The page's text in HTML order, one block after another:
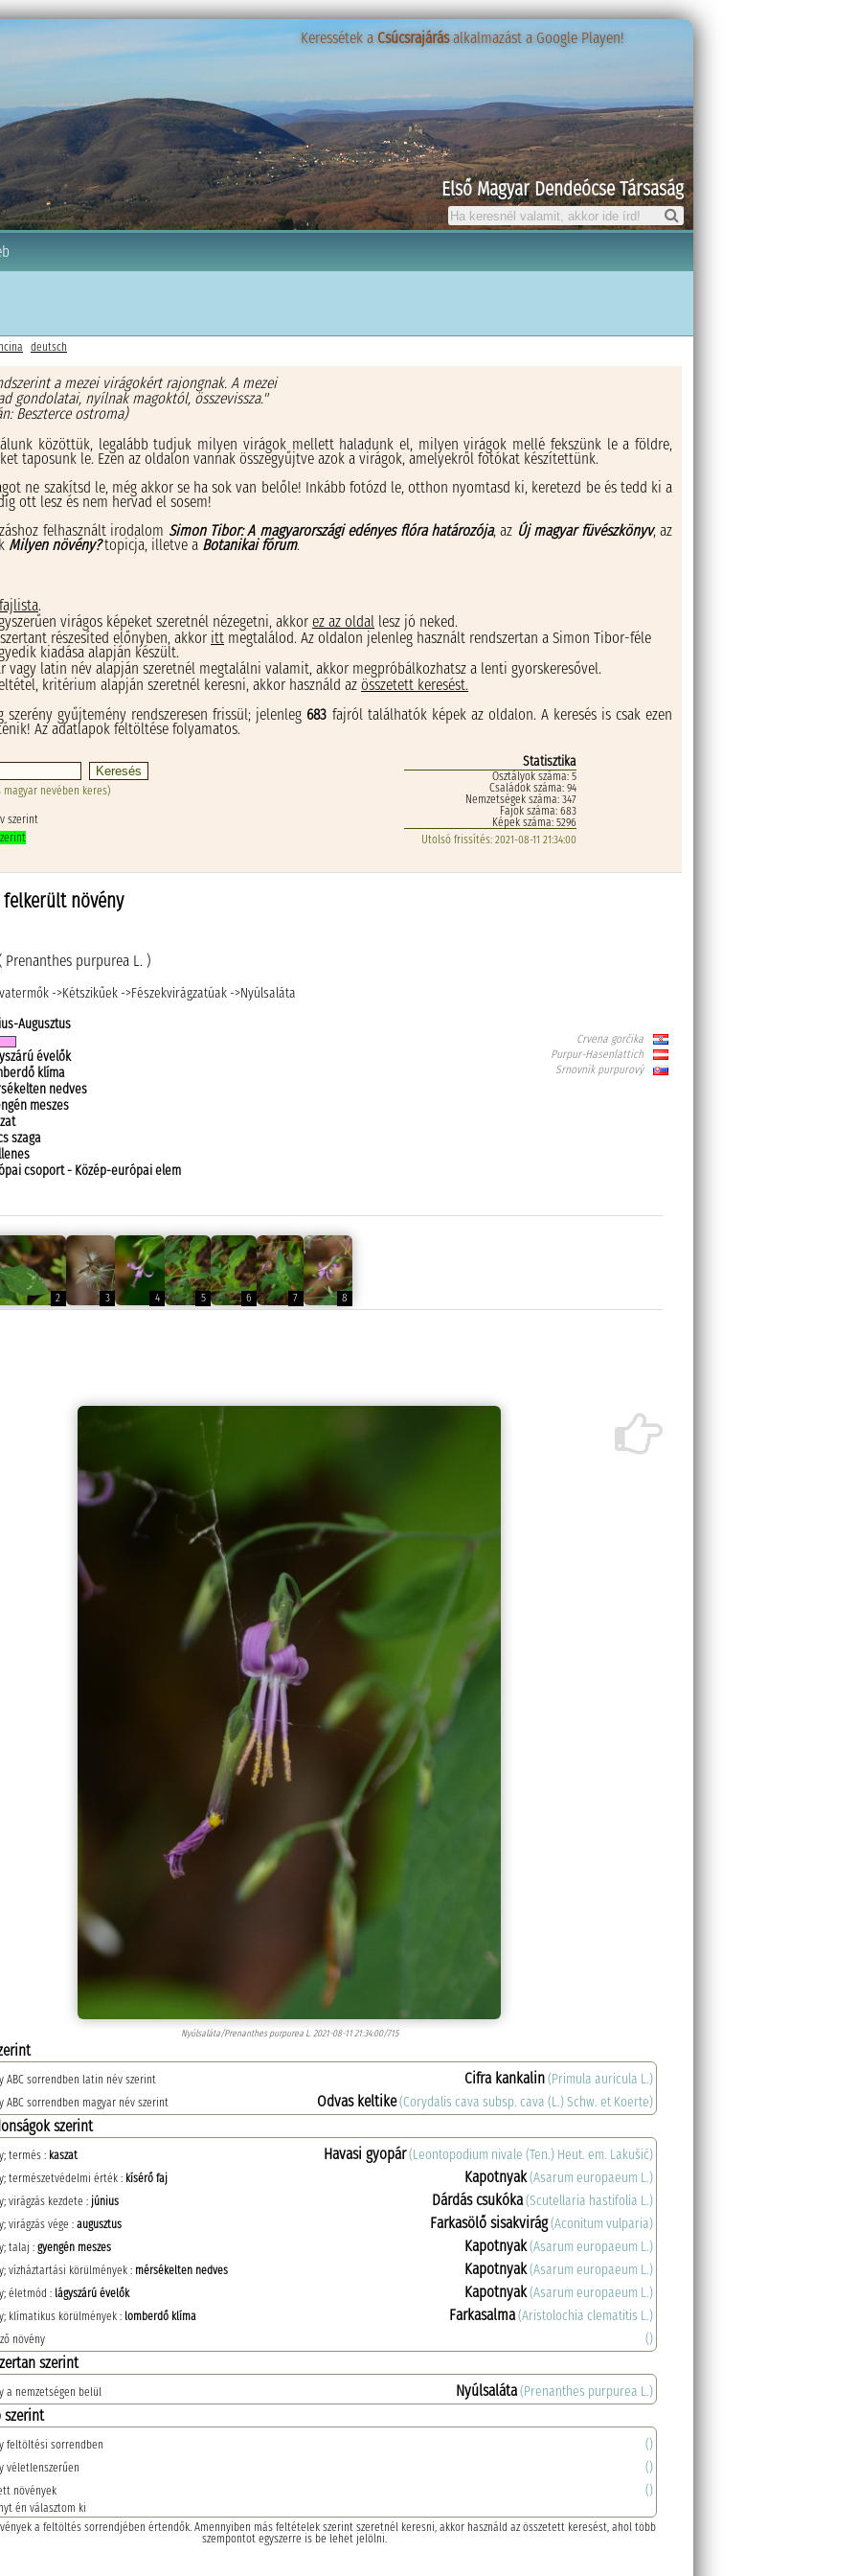
Első Magyar Dendeócse Társaság
Keressétek a Csúcsrajárásalkalmazást a Google Playen!
Keressétek a Csúcsrajárásalkalmazást a Google Playen!
deutsch
a mezei virágokért rajongnak. A mezei
gondolatai, nyílnak magoktól, összevissza."
Beszterce ostroma)
közöttük, legalább tudjuk milyen virágok mellett haladunk el, milyen virágok mellé fekszünk le a földre,
taposunk le. Ezen az oldalon vannak összegyűjtve azok a virágok, amelyekről fotókat készítettünk.
ne szakítsd le, még akkor se ha sok van belőle! Inkább fotózd le, otthon nyomtasd ki, keretezd be és tedd ki a
ott lesz és nem hervad el sosem!
felhasznált irodalom Simon Tibor: A magyarországi edényes flóra határozója, az Új magyar füvészkönyv, az
Milyen növény?topicja, illetve a Botanikai fórum.
fajlista.
virágos képeket szeretnél nézegetni, akkor ez az oldal lesz jó neked.
részesíted előnyben, akkor itt megtalálod. Az oldalon jelenleg használt rendszertan a Simon Tibor-féle
kiadása alapján készült.
vagy latin név alapján szeretnél megtalálni valamit, akkor megpróbálkozhatsz a lenti gyorskeresővel.
kritérium alapján szeretnél keresni, akkor használd az összetett keresést.
szerény gyűjtemény rendszeresen frissül; jelenleg 683 fajról találhatók képek az oldalon. A keresés is csak ezen
Az adatlapok feltöltése folyamatos.
nevében keres)
Statisztika
Osztályok száma: 5
Családok száma: 94
Nemzetségek száma: 347
Fajok száma: 683
Képek száma: 5296
Utolsó frissítés: 2021-08-11 21:34:00
szerint
növény
Crvena gorčika
Purpur-Hasenlattich
Srnovník purpurový
Prenanthes purpurea L. )
->Kétszikűek ->Fészekvirágzatúak ->Nyúlsaláta
Augusztus
évelők
klíma
nedves
meszes
szaga
csoport - Közép-európai elem
2 3 4 5 6 7 8
Nyúlsaláta/Prenanthes purpurea L. 2021-08-11 21:34:00/715
ABC sorrendben latin név szerint Cifra kankalin(Primula auricula L.)
ABC sorrendben magyar név szerint Odvas keltike(Corydalis cava subsp. cava (L.) Schw. et Koerte)
szerint
termés : kaszat Havasi gyopár(Leontopodium nivale (Ten.) Heut. em. Lakušić)
természetvédelmi érték : kísérő faj Kapotnyak(Asarum europaeum L.)
virágzás kezdete : június Dárdás csukóka(Scutellaria hastifolia L.)
virágzás vége : augusztus Farkasölő sisakvirág(Aconitum vulparia)
talaj : gyengén meszes Kapotnyak(Asarum europaeum L.)
vízháztartási körülmények : mérsékelten nedves Kapotnyak(Asarum europaeum L.)
életmód : lágyszárú évelők Kapotnyak(Asarum europaeum L.)
klímatikus körülmények : lomberdő klíma Farkasalma(Aristolochia clematitis L.)
növény ()
szerint
a nemzetségen belül Nyúlsaláta(Prenanthes purpurea L.)
szerint
feltöltési sorrendben ()
véletlenszerűen ()
növények ()
én választom ki
a feltöltés sorrendjében értendők. Amennyiben más feltételek szerint szeretnél keresni, akkor használd az összetett keresést, ahol több
szempontot egyszerre is be lehet jelölni.